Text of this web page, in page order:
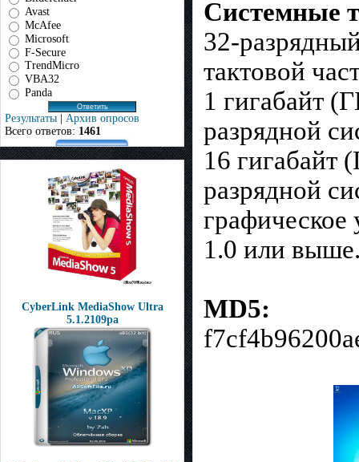
Avast
McAfee
Microsoft
F-Secure
TrendMicro
VBA32
Panda
Результаты | Архив опросов
Всего ответов: 1461
CyberLink MediaShow Ultra
5.1.2109pa
Системные
32-
тактовой
1 гигабайт
разрядной
16 гигабайт
разрядной
1.0 или
MD5: